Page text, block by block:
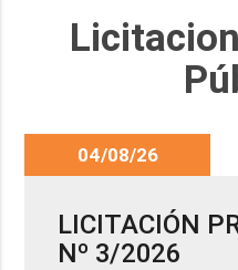
04/08/26
LICITACIÓN
Nº 3/2026